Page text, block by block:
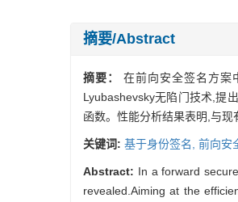
摘要/Abstract
摘要： 在前向安全签名方案
Lyubashevsky无陷门技术,提
函数。性能分析结果表明,与现
关键词: 基于身份签名, 前向安
Abstract: In a forward
revealed.Aiming at the